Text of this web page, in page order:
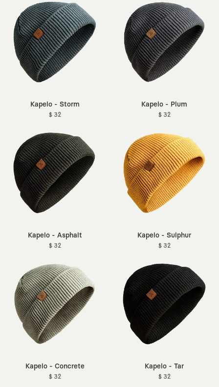
Kapelo - Storm
$ 32
Kapelo - Plum
$ 32
Kapelo - Asphalt
$ 32
Kapelo - Sulphur
$ 32
Kapelo - Concrete
$ 32
Kapelo - Tar
$ 32